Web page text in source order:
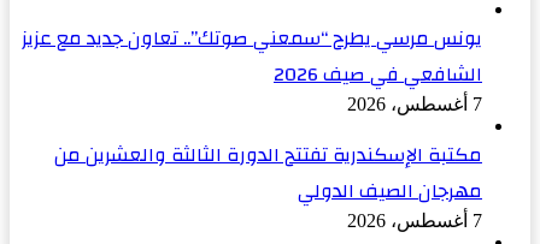
يونس مرسي يطرح “سمعني صوتك”.. تعاون جديد مع عزيز
الشافعي في صيف 2026
7 أغسطس، 2026
مكتبة الإسكندرية تفتتح الدورة الثالثة والعشرين من
مهرجان الصيف الدولي
7 أغسطس، 2026